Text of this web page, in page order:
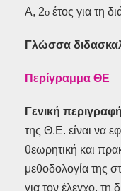
Α, 2ο έτος για τη
Γλώσσα
Περίγραμμα ΘΕ
Γενική
της Θ.Ε. είναι να
θεωρητική και
μεθοδολογία της
για τον έλεγχο, τη